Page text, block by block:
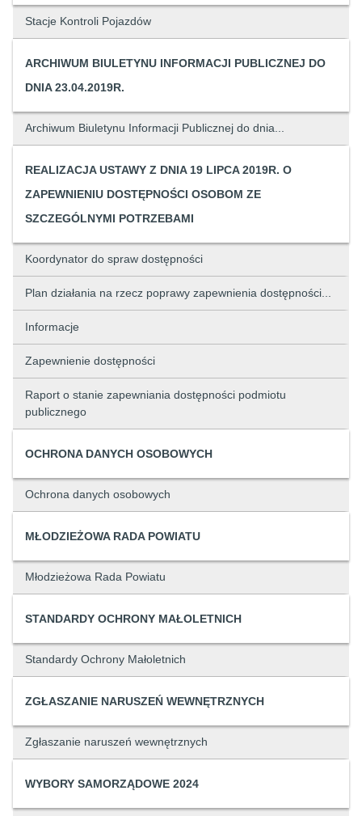
Stacje Kontroli Pojazdów
ARCHIWUM BIULETYNU INFORMACJI PUBLICZNEJ DO
DNIA 23.04.2019R.
Archiwum Biuletynu Informacji Publicznej do dnia...
REALIZACJA USTAWY Z DNIA 19 LIPCA 2019R. O
ZAPEWNIENIU DOSTĘPNOŚCI OSOBOM ZE
SZCZEGÓLNYMI POTRZEBAMI
Koordynator do spraw dostępności
Plan działania na rzecz poprawy zapewnienia dostępności...
Informacje
Zapewnienie dostępności
Raport o stanie zapewniania dostępności podmiotu
publicznego
OCHRONA DANYCH OSOBOWYCH
Ochrona danych osobowych
MŁODZIEŻOWA RADA POWIATU
Młodzieżowa Rada Powiatu
STANDARDY OCHRONY MAŁOLETNICH
Standardy Ochrony Małoletnich
ZGŁASZANIE NARUSZEŃ WEWNĘTRZNYCH
Zgłaszanie naruszeń wewnętrznych
WYBORY SAMORZĄDOWE 2024